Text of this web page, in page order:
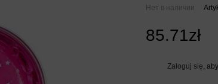
Нет в наличии
85.71zł
Zaloguj się ,